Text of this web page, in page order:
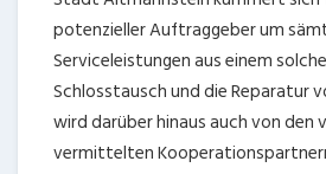
potenzieller Auftraggeber um
Serviceleistungen aus einem
Schlosstausch und die Reparatur
wird darüber hinaus auch von den
vermittelten